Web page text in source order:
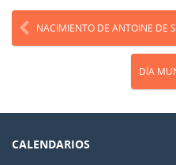
NACIMIENTO DE ANTOINE DE
DÍA
CALENDARIOS